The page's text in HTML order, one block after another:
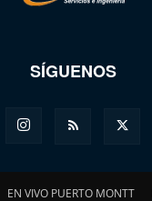
SÍGUENOS
EN VIVO PUERTO MONTT